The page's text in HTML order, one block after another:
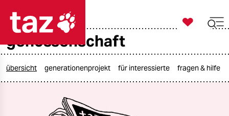
taz zahl ich

taz zahl ich
genossenschaft
übersicht generationenprojekt für interessierte fragen & hilfe